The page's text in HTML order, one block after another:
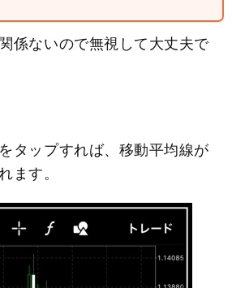
係ないので無視して大丈夫で
タップすれば、移動平均線が
ます。